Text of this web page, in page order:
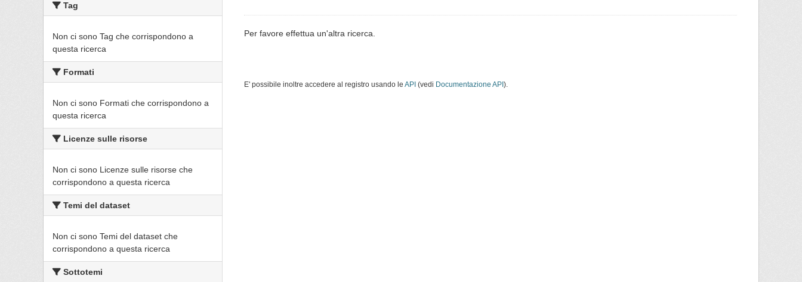
Tag
Non ci sono Tag che corrispondono a
questa ricerca
Formati
Non ci sono Formati che corrispondono a
questa ricerca
Licenze sulle risorse
Non ci sono Licenze sulle risorse che
corrispondono a questa ricerca
Temi del dataset
Non ci sono Temi del dataset che
corrispondono a questa ricerca
Sottotemi
Per favore effettua un'altra ricerca.
E' possibile inoltre accedere al registro usando le API (vedi Documentazione API ).